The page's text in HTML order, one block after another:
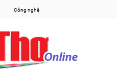
Công nghệ